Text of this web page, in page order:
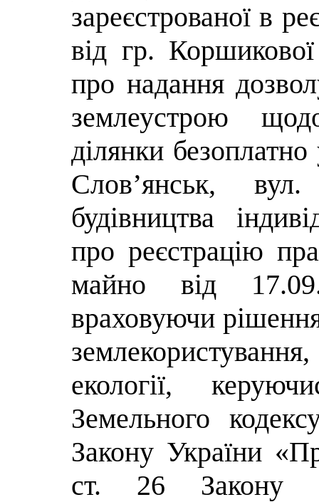
зареєстрованої в
від гр.
про надання
землеустрою
ділянки
Слов’янськ,
будівництва
про реєстрацію
майно від
враховуючи рішення
екології,
Земельного
Закону України
ст. 26 Закону